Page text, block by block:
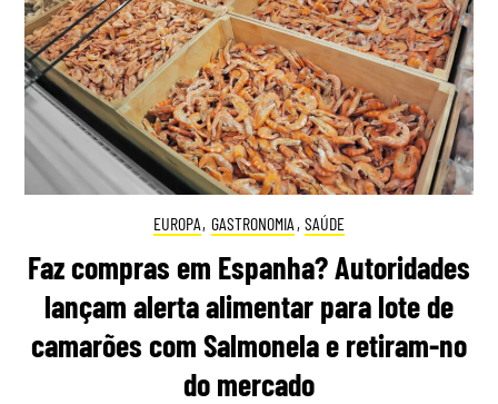
EUROPA, GASTRONOMIA , SAÚDE
Faz compras em Espanha? Autoridades
lançam alerta alimentar para lote de
camarões com Salmonela e retiram-no
do mercado